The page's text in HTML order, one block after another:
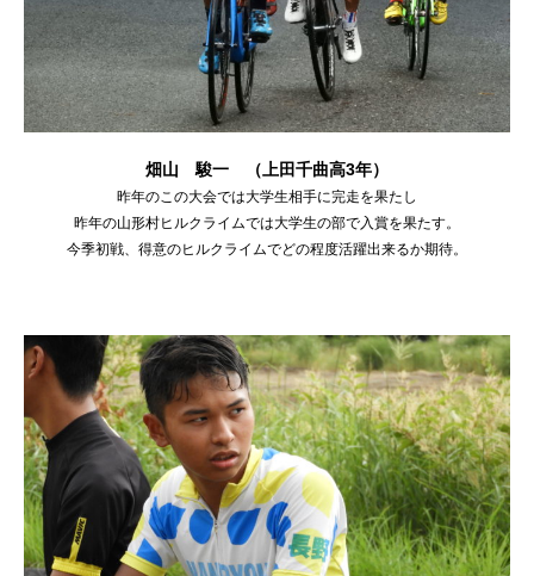
畑山 駿一 （上田千曲高3年）
昨年のこの大会では大学生相手に完走を果たし
昨年の山形村ヒルクライムでは大学生の部で入賞を果たす。
今季初戦、得意のヒルクライムでどの程度活躍出来るか期待。